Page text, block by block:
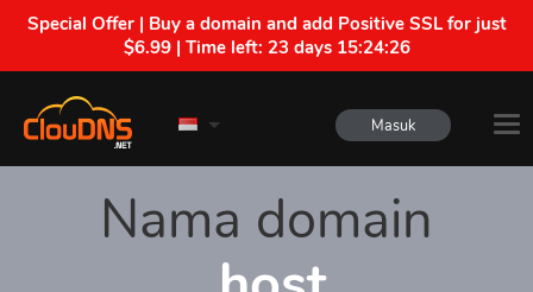
Special Offer | Buy a domain and add Positive SSL for just
$6.99 | Time left: 23 days 15:24:26
Masuk
Nama domain